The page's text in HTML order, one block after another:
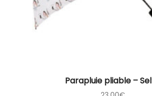
Parapluie pliable –